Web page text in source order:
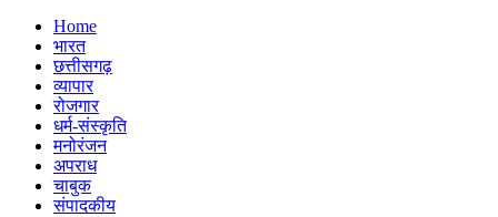
Home
भारत
छत्तीसगढ़
व्यापार
रोजगार
धर्म-संस्कृति
मनोरंजन
अपराध
चाबुक
संपादकीय